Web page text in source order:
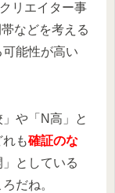
リエイター事
などを考える
能性が高い
や「N高」と
も確証のな
としている
だね。